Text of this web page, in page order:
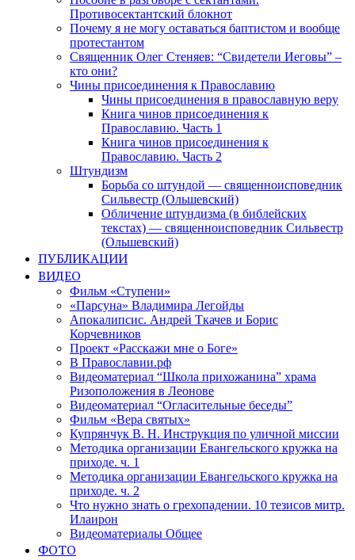
Противосектантский блокнот
Почему я не могу оставаться баптистом и вообще
протестантом
Священник Олег Стеняев: “Свидетели Иеговы” –
кто они?
Чины присоединения к Православию
Чины присоединения в православную веру
Книга чинов присоединения к
Православию. Часть 1
Книга чинов присоединения к
Православию. Часть 2
Штундизм
Борьба со штундой — священноисповедник
Сильвестр (Ольшевский)
Обличение штундизма (в библейских
текстах) — священноисповедник Сильвестр
(Ольшевский)
ПУБЛИКАЦИИ
ВИДЕО
Фильм «Ступени»
«Парсуна» Владимира Легойды
Апокалипсис. Андрей Ткачев и Борис
Корчевников
Проект «Расскажи мне о Боге»
В Православии.рф
Видеоматериал “Школа прихожанина” храма
Ризоположения в Леонове
Видеоматериал “Огласительные беседы”
Фильм «Вера святых»
Купрянчук В. Н. Инструкция по уличной миссии
Методика организации Евангельского кружка на
приходе. ч. 1
Методика организации Евангельского кружка на
приходе. ч. 2
Что нужно знать о грехопадении. 10 тезисов митр.
Илаирон
Видеоматериалы Общее
ФОТО